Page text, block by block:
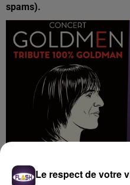
spams).
Le respect de votre